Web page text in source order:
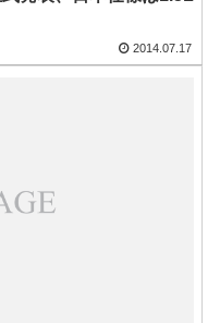
2014.07.17